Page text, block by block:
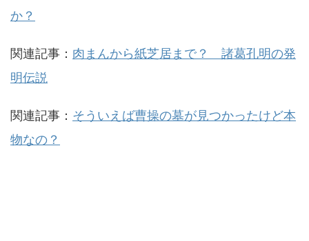
か？
関連記事： 肉まんから紙芝居まで？ 諸葛孔明の発
明伝説
関連記事： そういえば曹操の墓が見つかったけど本
物なの？